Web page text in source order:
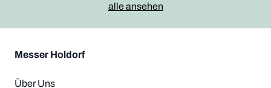
alle ansehen
Messer Holdorf
Über Uns